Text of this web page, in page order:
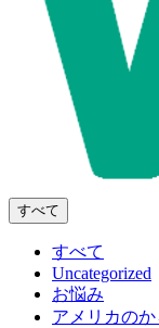
すべて
すべて
Uncategorized
お悩み
アメリカの